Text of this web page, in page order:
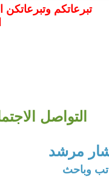
تبرعاتكم
التواصل
مرشد
وباحث